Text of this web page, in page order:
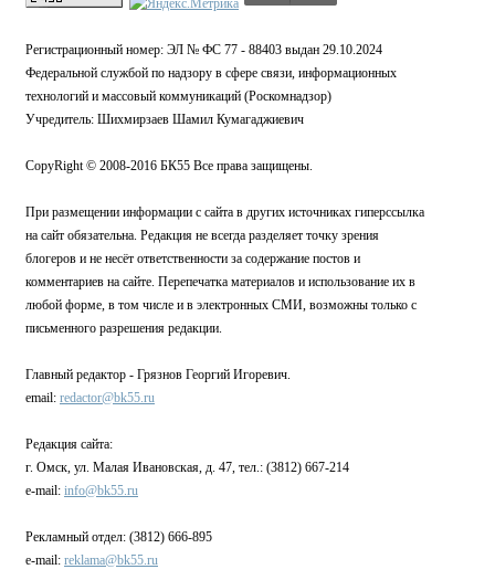
Регистрационный номер: ЭЛ № ФС 77 - 88403 выдан 29.10.2024
Федеральной службой по надзору в сфере связи, информационных
технологий и массовый коммуникаций (Роскомнадзор)
Учредитель: Шихмирзаев Шамил Кумагаджиевич
CopyRight © 2008-2016 БК55 Все права защищены.
При размещении информации с сайта в других источниках гиперссылка
на сайт обязательна. Редакция не всегда разделяет точку зрения
блогеров и не несёт ответственности за содержание постов и
комментариев на сайте. Перепечатка материалов и использование их в
любой форме, в том числе и в электронных СМИ, возможны только с
письменного разрешения редакции.
Главный редактор - Грязнов Георгий Игоревич.
email: redactor@bk55.ru
Редакция сайта:
г. Омск, ул. Малая Ивановская, д. 47, тел.: (3812) 667-214
e-mail: info@bk55.ru
Рекламный отдел: (3812) 666-895
e-mail: reklama@bk55.ru